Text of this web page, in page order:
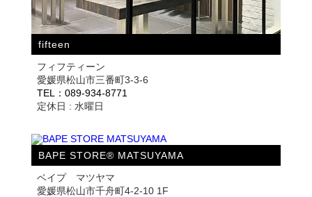
fifteen
フィフティーン
愛媛県松山市三番町3-3-6
TEL：089-934-8771
定休日 : 水曜日
BAPE STORE® MATSUYAMA
ベイプ マツヤマ
愛媛県松山市千舟町4-2-10 1F